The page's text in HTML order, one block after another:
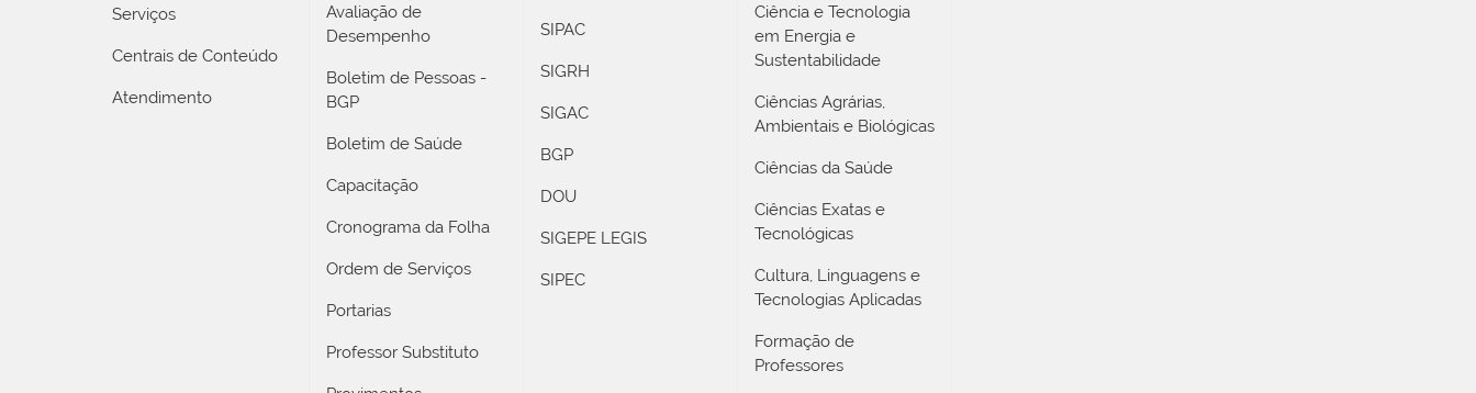
Serviços
Centrais de Conteúdo
Atendimento
Avaliação de
Desempenho
Boletim de Pessoas -
BGP
Boletim de Saúde
Capacitação
Cronograma da Folha
Ordem de Serviços
Portarias
Professor Substituto
SIPAC
SIGRH
SIGAC
BGP
DOU
SIGEPE LEGIS
SIPEC
Ciência e Tecnologia
em Energia e
Sustentabilidade
Ciências Agrárias,
Ambientais e Biológicas
Ciências da Saúde
Ciências Exatas e
Tecnológicas
Cultura, Linguagens e
Tecnologias Aplicadas
Formação de
Professores